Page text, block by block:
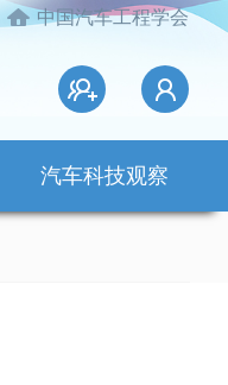
中国汽车工程学会
汽车科技观察